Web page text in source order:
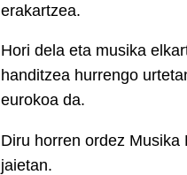
erakartzea.
Hori dela eta musika
handitzea hurrengo
eurokoa da.
Diru horren ordez
jaietan.